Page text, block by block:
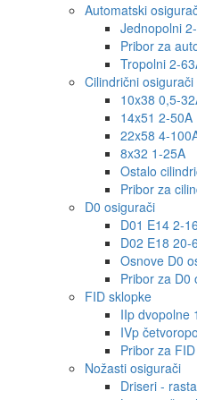
Automatski
Jednopolni
Pribor za
Tropolni 2-
Cilindrični osigurači
10x38 0,5-
14x51 2-50A
22x58 4-
8x32 1-25A
Ostalo
Pribor za
D0 osigurači
D01 E14 2-
D02 E18 20-
Osnove D0
Pribor za D0
FID sklopke
IIp dvopolne
IVp
Pribor za
Nožasti osigurači
Driseri -